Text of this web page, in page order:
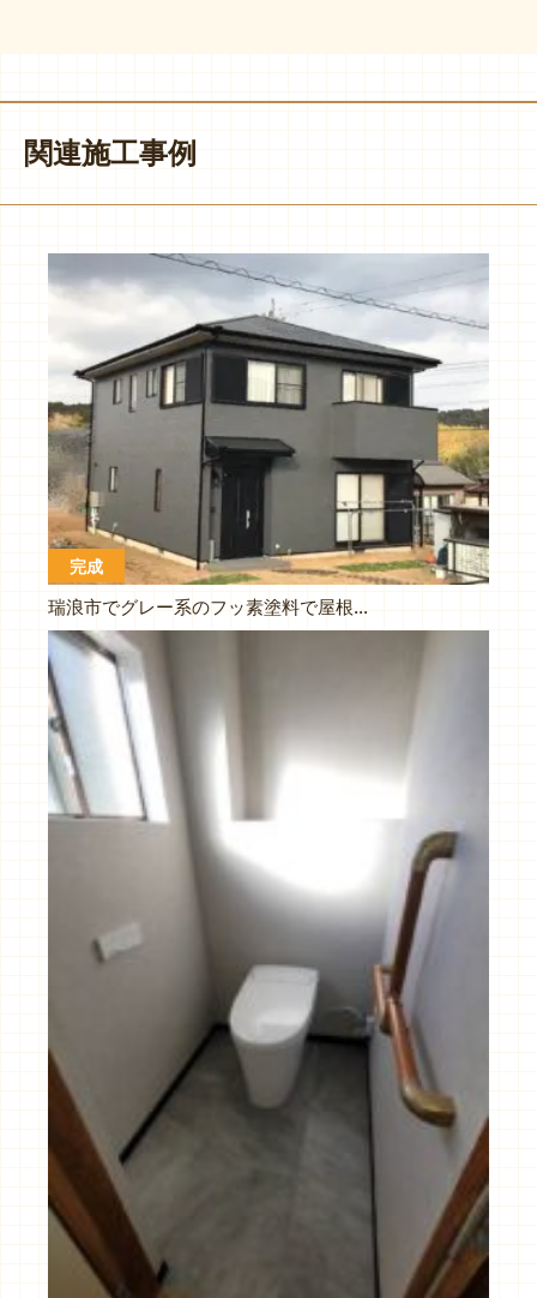
関連施工事例
完成
瑞浪市でグレー系のフッ素塗料で屋根外壁塗装工事です